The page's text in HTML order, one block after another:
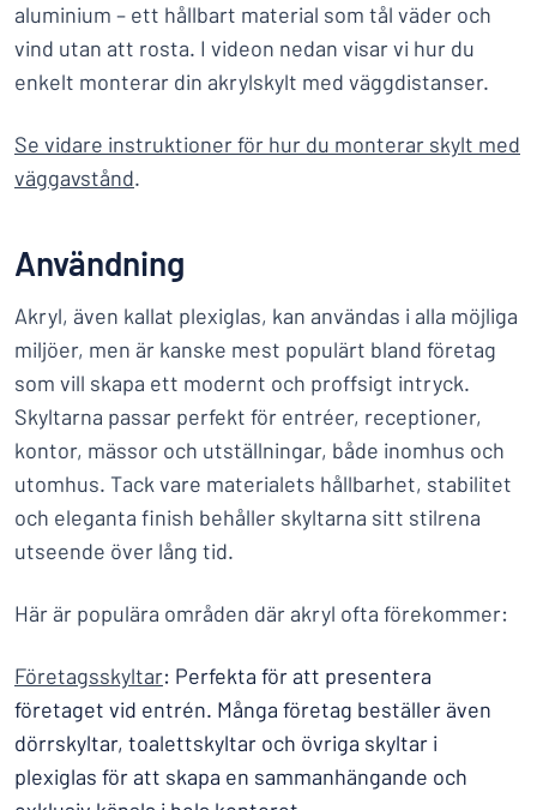
aluminium – ett hållbart material som tål väder och
vind utan att rosta. I videon nedan visar vi hur du
enkelt monterar din akrylskylt med väggdistanser.
Se vidare instruktioner för hur du monterar skylt med
väggavstånd.
Användning
Akryl, även kallat plexiglas, kan användas i alla möjliga
miljöer, men är kanske mest populärt bland företag
som vill skapa ett modernt och proffsigt intryck.
Skyltarna passar perfekt för entréer, receptioner,
kontor, mässor och utställningar, både inomhus och
utomhus. Tack vare materialets hållbarhet, stabilitet
och eleganta finish behåller skyltarna sitt stilrena
utseende över lång tid.
Här är populära områden där akryl ofta förekommer:
Företagsskyltar: Perfekta för att presentera
företaget vid entrén. Många företag beställer även
dörrskyltar, toalettskyltar och övriga skyltar i
plexiglas för att skapa en sammanhängande och